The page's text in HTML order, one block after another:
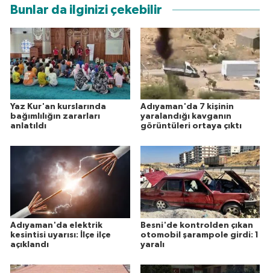
Bunlar da ilginizi çekebilir
Yaz Kur'an kurslarında
bağımlılığın zararları
anlatıldı
Adıyaman'da 7 kişinin
yaralandığı kavganın
görüntüleri ortaya çıktı
Adıyaman'da elektrik
kesintisi uyarısı: İlçe ilçe
açıklandı
Besni'de kontrolden çıkan
otomobil şarampole girdi: 1
yaralı